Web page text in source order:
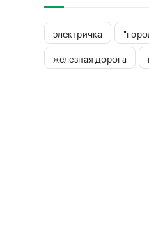
электричка
железная дорога